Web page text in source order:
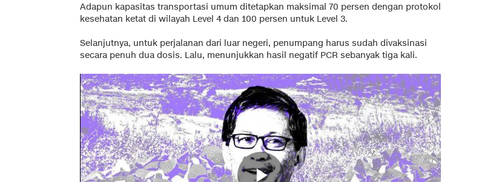
Adapun kapasitas transportasi umum ditetapkan maksimal 70 persen dengan protokol
kesehatan ketat di wilayah Level 4 dan 100 persen untuk Level 3.
Selanjutnya, untuk perjalanan dari luar negeri, penumpang harus sudah divaksinasi
secara penuh dua dosis. Lalu, menunjukkan hasil negatif PCR sebanyak tiga kali.